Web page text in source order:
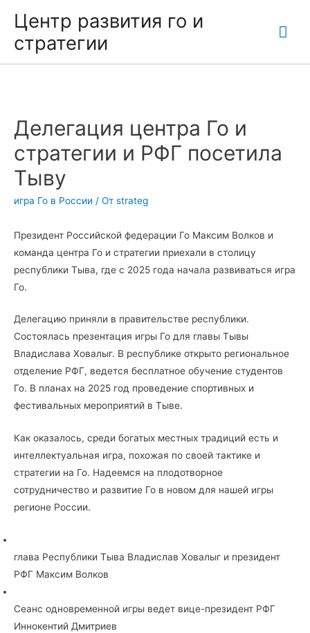
Центр развития го и
стратегии
Делегация центра Го и
стратегии и РФГ посетила
Тыву
игра Го в России / От strateg
Президент Российской федерации Го Максим Волков и
команда центра Го и стратегии приехали в столицу
республики Тыва, где с 2025 года начала развиваться игра
Го.
Делегацию приняли в правительстве республики.
Состоялась презентация игры Го для главы Тывы
Владислава Ховалыг. В республике открыто региональное
отделение РФГ, ведется бесплатное обучение студентов
Го. В планах на 2025 год проведение спортивных и
фестивальных мероприятий в Тыве.
Как оказалось, среди богатых местных традиций есть и
интеллектуальная игра, похожая по своей тактике и
стратегии на Го. Надеемся на плодотворное
сотрудничество и развитие Го в новом для нашей игры
регионе России.
глава Республики Тыва Владислав Ховалыг и президент
РФГ Максим Волков
Сеанс одновременной игры ведет вице-президент РФГ
Иннокентий Дмитриев